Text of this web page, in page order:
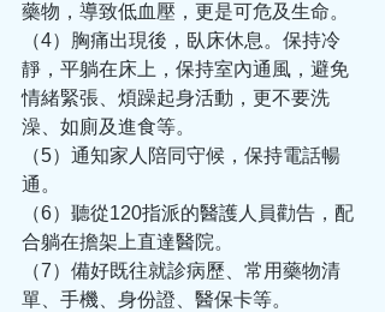
藥物，導致低血壓，更是可危及生命。
（4）胸痛出現後，臥床休息。保持冷
靜，平躺在床上，保持室內通風，避免
情緒緊張、煩躁起身活動，更不要洗
澡、如廁及進食等。
（5）通知家人陪同守候，保持電話暢
通。
（6）聽從120指派的醫護人員勸告，配
合躺在擔架上直達醫院。
（7）備好既往就診病歷、常用藥物清
單、手機、身份證、醫保卡等。